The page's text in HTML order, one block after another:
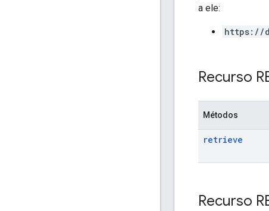
a ele:
https://
Recurso
Métodos
retrieve
Recurso